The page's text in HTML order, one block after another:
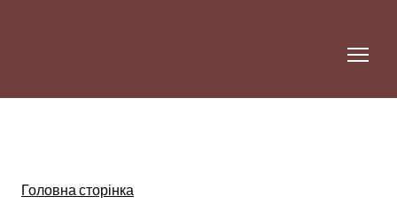
Головна сторінка